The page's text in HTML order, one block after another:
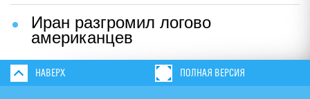
Иран разгромил логово
американцев
НАВЕРХ ПОЛНАЯ ВЕРСИЯ